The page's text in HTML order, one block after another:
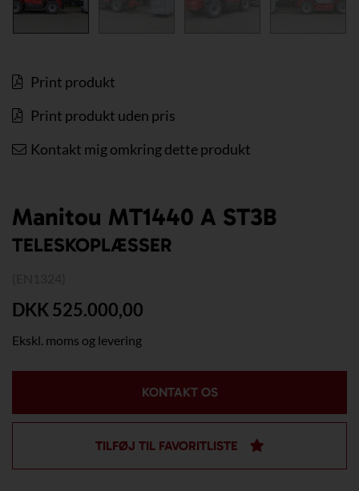
Print produkt
Print produkt uden pris
Kontakt mig omkring dette produkt
Manitou MT1440 A ST3B
TELESKOPLÆSSER
DKK 525.000,00
Ekskl. moms og levering
KONTAKT OS
TILFØJ TIL FAVORITLISTE